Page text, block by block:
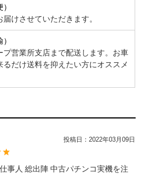
けさせていただきます。
プ営業所支店まで配送します。お車
るだけ送料を抑えたい方にオススメ
投稿日： 2022年03月09日
事人 総出陣 中古パチンコ実機を注